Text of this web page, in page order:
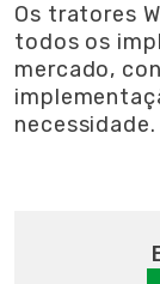
Os tratores
todos os
mercado,
necessidade.